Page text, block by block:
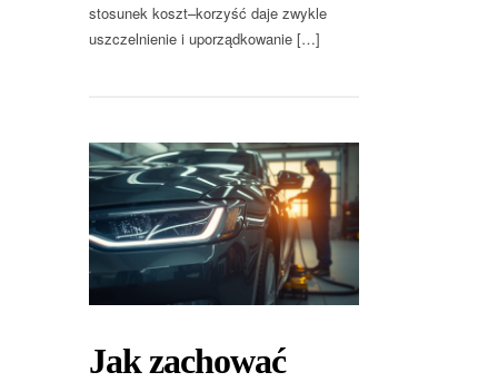
stosunek koszt–korzyść daje zwykle
uszczelnienie i uporządkowanie […]
Jak zachować